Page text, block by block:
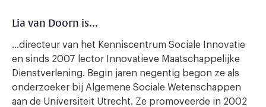
Lia van Doorn is…
…directeur van het Kenniscentrum Sociale Innovatie
en sinds 2007 lector Innovatieve Maatschappelijke
Dienstverlening. Begin jaren negentig begon ze als
onderzoeker bij Algemene Sociale Wetenschappen
aan de Universiteit Utrecht. Ze promoveerde in 2002